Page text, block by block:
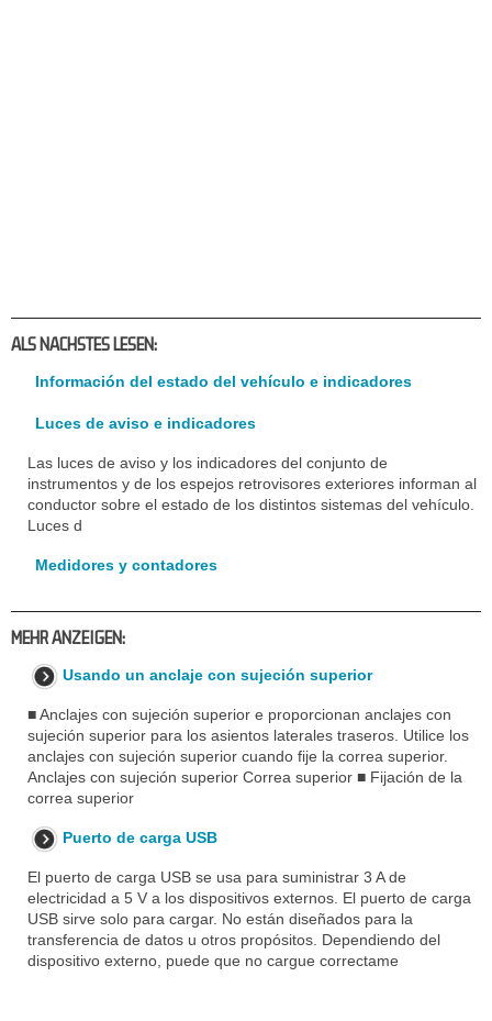
ALS NACHSTES LESEN:
Información del estado del vehículo e indicadores
Luces de aviso e indicadores
Las luces de aviso y los indicadores del conjunto de
instrumentos y de los espejos retrovisores exteriores informan al
conductor sobre el estado de los distintos sistemas del vehículo.
Luces d
Medidores y contadores
MEHR ANZEIGEN:
Usando un anclaje con sujeción superior
■ Anclajes con sujeción superior e proporcionan anclajes con
sujeción superior para los asientos laterales traseros. Utilice los
anclajes con sujeción superior cuando fije la correa superior.
Anclajes con sujeción superior Correa superior ■ Fijación de la
correa superior
Puerto de carga USB
El puerto de carga USB se usa para suministrar 3 A de
electricidad a 5 V a los dispositivos externos. El puerto de carga
USB sirve solo para cargar. No están diseñados para la
transferencia de datos u otros propósitos. Dependiendo del
dispositivo externo, puede que no cargue correctame